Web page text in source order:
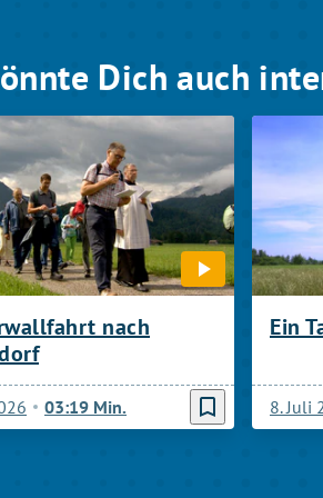
Dich auch
nach
03:19 Min. bookmark_border
Ein
8. Juli